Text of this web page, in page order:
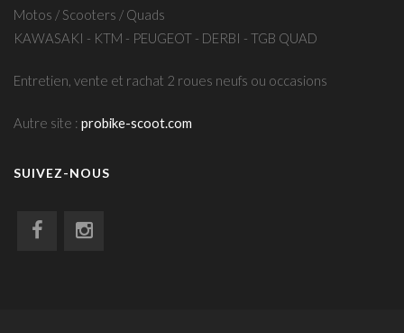
Motos / Scooters / Quads
KAWASAKI - KTM - PEUGEOT - DERBI - TGB QUAD
Entretien, vente et rachat 2 roues neufs ou occasions
Autre site : probike-scoot.com
SUIVEZ-NOUS